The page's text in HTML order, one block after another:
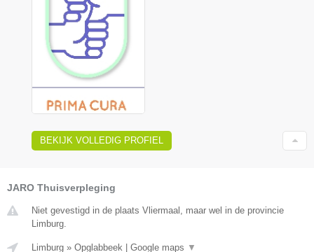
BEKIJK VOLLEDIG PROFIEL
JARO Thuisverpleging
Niet gevestigd in de plaats Vliermaal, maar wel in de provincie
Limburg.
Limburg » Opglabbeek Google maps ▼